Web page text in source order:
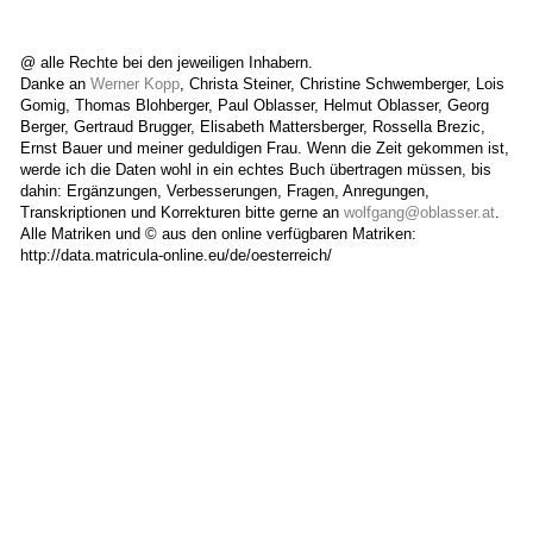
@ alle Rechte bei den jeweiligen Inhabern.
Danke an Werner Kopp, Christa Steiner, Christine Schwemberger, Lois
Gomig, Thomas Blohberger, Paul Oblasser, Helmut Oblasser, Georg
Berger, Gertraud Brugger, Elisabeth Mattersberger, Rossella Brezic,
Ernst Bauer und meiner geduldigen Frau. Wenn die Zeit gekommen ist,
werde ich die Daten wohl in ein echtes Buch übertragen müssen, bis
dahin: Ergänzungen, Verbesserungen, Fragen, Anregungen,
Transkriptionen und Korrekturen bitte gerne an wolfgang@oblasser.at.
Alle Matriken und © aus den online verfügbaren Matriken:
http://data.matricula-online.eu/de/oesterreich/